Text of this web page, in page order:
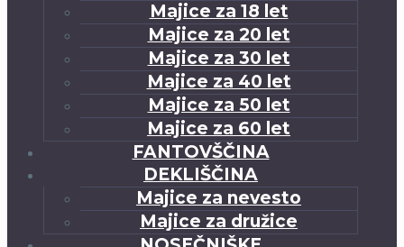
Majice za 18 let
Majice za 20 let
Majice za 30 let
Majice za 40 let
Majice za 50 let
Majice za 60 let
FANTOVŠČINA
DEKLIŠČINA
Majice za nevesto
Majice za družice